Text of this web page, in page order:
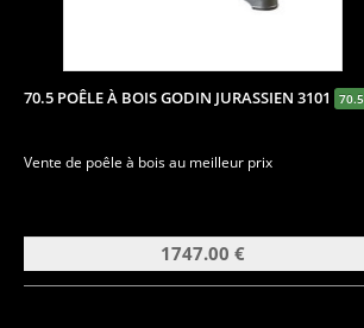
70.5 POÊLE À BOIS GODIN JURASSIEN 3101 70.5
Vente de poêle à bois au meilleur prix
1747.00 €